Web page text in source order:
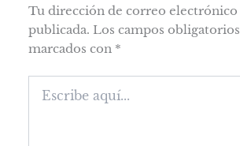
Tu dirección de correo electrónico
publicada. Los campos
marcados con *
aquí...